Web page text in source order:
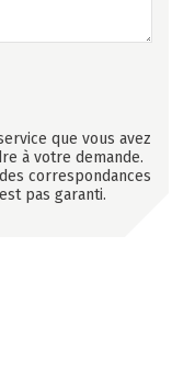
à votre demande.
correspondances
pas garanti.